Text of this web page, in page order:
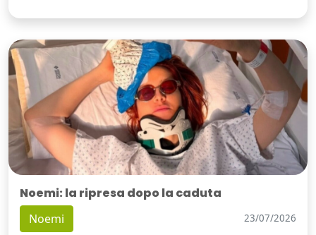
Noemi: la ripresa dopo la caduta
Noemi 23/07/2026